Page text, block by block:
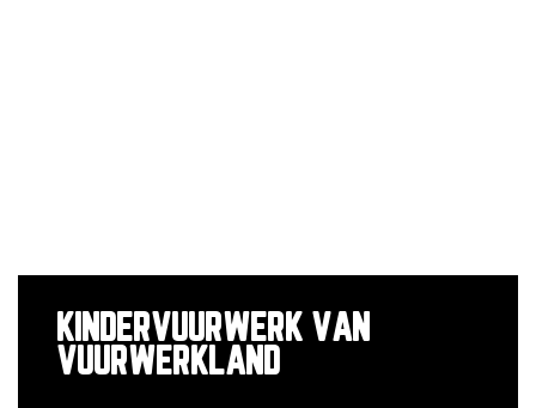
KINDERVUURWERK VAN
VUURWERKLAND